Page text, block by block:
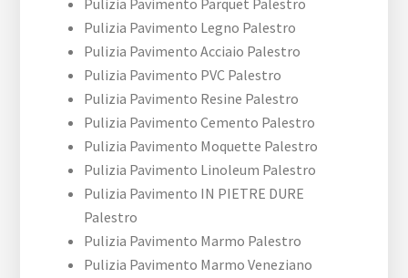
Pulizia Pavimento Parquet Palestro
Pulizia Pavimento Legno Palestro
Pulizia Pavimento Acciaio Palestro
Pulizia Pavimento PVC Palestro
Pulizia Pavimento Resine Palestro
Pulizia Pavimento Cemento Palestro
Pulizia Pavimento Moquette Palestro
Pulizia Pavimento Linoleum Palestro
Pulizia Pavimento IN PIETRE DURE
Palestro
Pulizia Pavimento Marmo Palestro
Pulizia Pavimento Marmo Veneziano